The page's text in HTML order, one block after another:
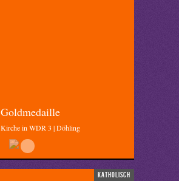
Goldmedaille
Kirche in WDR 3 | Döhling
katholisch